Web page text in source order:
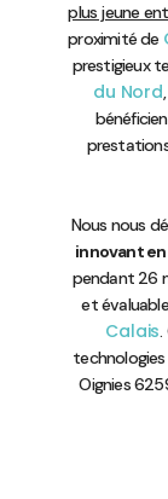
plus jeune
proximité de
prestigieux
du Nord,
Nous nous
innovant en
pendant 26
et
Calais.
Oignies